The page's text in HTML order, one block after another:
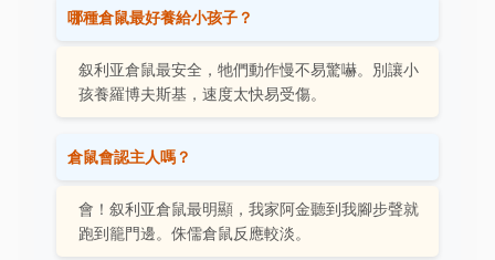
哪種倉鼠最好養給小孩子？
叙利亚倉鼠最安全，牠們動作慢不易驚嚇。別讓小
孩養羅博夫斯基，速度太快易受傷。
倉鼠會認主人嗎？
會！叙利亚倉鼠最明顯，我家阿金聽到我腳步聲就
跑到籠門邊。侏儒倉鼠反應較淡。